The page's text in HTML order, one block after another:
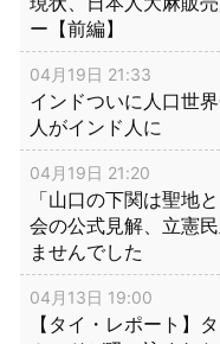
ー【前編】
04月19日 21:33
インドついに人口世
人がインド人に
04月19日 21:20
「山口の下関は聖地
会の公式見解、立憲
ませんでした
04月13日 19:00
【タイ・レポート】